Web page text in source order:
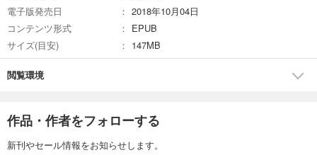
電子版発売日
2018年10月04日
コンテンツ形式
EPUB
サイズ(目安)
147MB
閲覧環境
作品・作者をフォローする
新刊やセール情報をお知らせします。